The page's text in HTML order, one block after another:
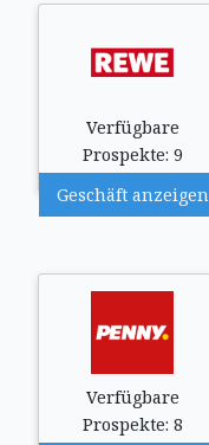
Verfügbare
Prospekte: 9
Geschäft anzeigen
Verfügbare
Prospekte: 8